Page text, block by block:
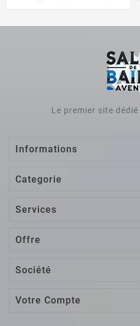
Le premier site
Informations
Categorie
Services
Offre
Société
Votre Compte